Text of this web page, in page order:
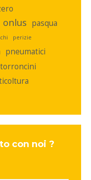
onlus pasqua
perizie
pneumatici
torroncini
con noi ?